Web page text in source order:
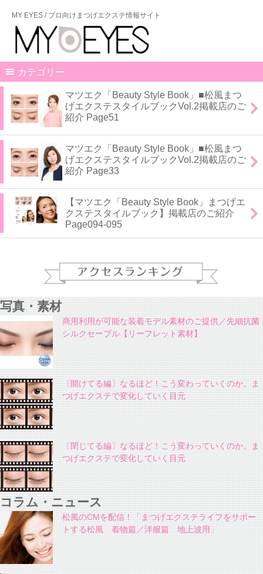
MY EYES / プロ向けまつげエクステ情報サイト
カテゴリー
マツエク「Beauty Style Book」■松風まつ
げエクステスタイルブックVol.2掲載店のご
紹介 Page51
マツエク「Beauty Style Book」■松風まつ
げエクステスタイルブックVol.2掲載店のご
紹介 Page33
【マツエク「Beauty Style Book」まつげエ
クステスタイルブック】掲載店のご紹介
Page094-095
写真・素材
商用利用が可能な装着モデル素材のご提供／先細抗菌
シルクセーブル【リーフレット素材】
〔開けてる編〕なるほど！こう変わっていくのか。ま
つげエクステで変化していく目元
〔閉じてる編〕なるほど！こう変わっていくのか。ま
つげエクステで変化していく目元
コラム・ニュース
松風のCMを配信！「まつげエクステライフをサポー
トする松風 着物篇／洋服篇 地上波用」